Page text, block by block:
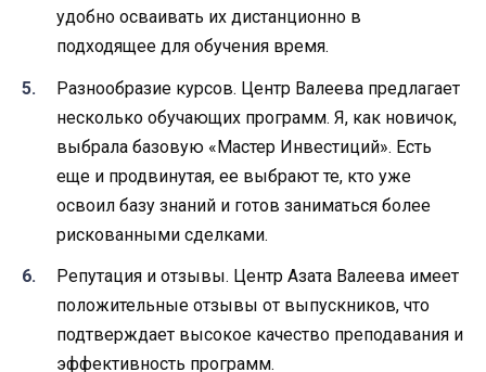
удобно осваивать их дистанционно в
подходящее для обучения время.
Разнообразие курсов. Центр Валеева предлагает
несколько обучающих программ. Я, как новичок,
выбрала базовую «Мастер Инвестиций». Есть
еще и продвинутая, ее выбрают те, кто уже
освоил базу знаний и готов заниматься более
рискованными сделками.
Репутация и отзывы. Центр Азата Валеева имеет
положительные отзывы от выпускников, что
подтверждает высокое качество преподавания и
эффективность программ.